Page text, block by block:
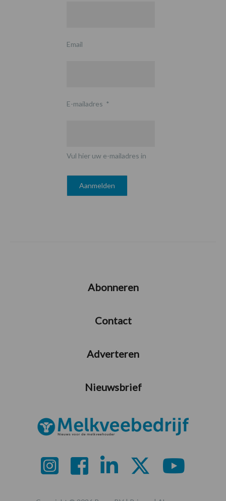
Email
E-mailadres *
Vul hier uw e-mailadres in
Abonneren
Contact
Adverteren
Nieuwsbrief